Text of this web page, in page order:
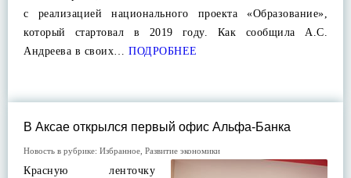
с реализацией национального проекта «Образование»,
который стартовал в 2019 году. Как сообщила А.С.
Андреева в своих… ПОДРОБНЕЕ
В Аксае открылся первый офис Альфа-Банка
Новость в рубрике: Избранное Развитие экономики
Красную ленточку